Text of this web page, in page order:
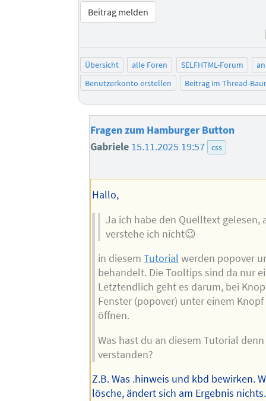
Beitrag melden
Übersicht alle Foren SELFHTML-Forum
Benutzerkonto erstellen
Beitrag im Thread-
Fragen zum Hamburger Button
Gabriele 15.11.2025 19:57 css
Hallo,
Ja ich habe den Quelltext gelesen,
verstehe ich nicht😉
in diesem Tutorial werden popover
behandelt. Die Tooltips sind da nur
Letztendlich geht es darum, bei
Fenster (popover) unter einem
öffnen.
Was hast du an diesem Tutorial
verstanden?
Z.B. Was .hinweis und kbd bewirken.
lösche, ändert sich am Ergebnis nichts.